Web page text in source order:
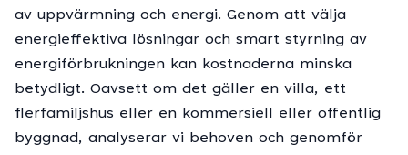
av uppvärmning och energi. Genom att välja
energieffektiva lösningar och smart styrning av
energiförbrukningen kan kostnaderna minska
betydligt. Oavsett om det gäller en villa, ett
flerfamiljshus eller en kommersiell eller offentlig
byggnad, analyserar vi behoven och genomför